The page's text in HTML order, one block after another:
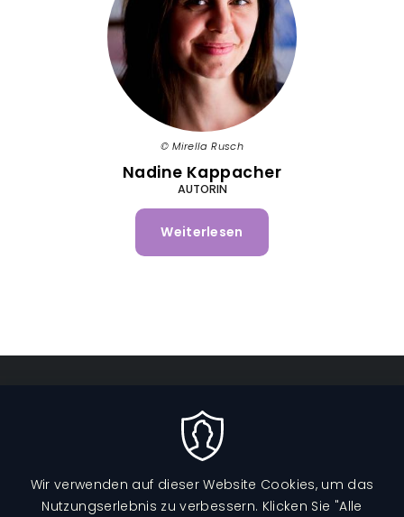
Mirella Rusch
Nadine Kappacher
AUTORIN
Weiterlesen
Nadine
Wir verwenden auf dieser Website Cookies, um das
Nutzungserlebnis zu verbessern. Klicken Sie "Alle